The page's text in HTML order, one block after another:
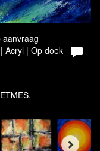
Acryl | Op doek